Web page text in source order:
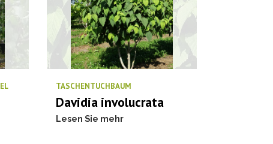
TASCHENTUCHBAUM
Davidia involucrata
Lesen Sie mehr